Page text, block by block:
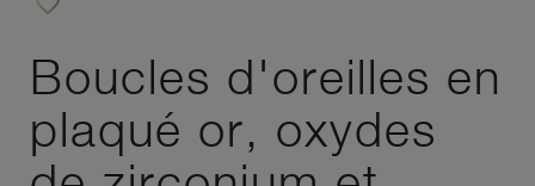
Boucles d'oreilles en
plaqué or, oxydes